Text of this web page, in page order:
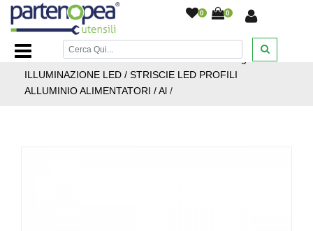
0 0
Home Page/ILLUMINAZIONE LED/STRISCIE LED
PROFILI ALLUMINIO ALIMENTATORI/Home Page /
ILLUMINAZIONE LED / STRISCIE LED PROFILI
ALLUMINIO ALIMENTATORI / Al /